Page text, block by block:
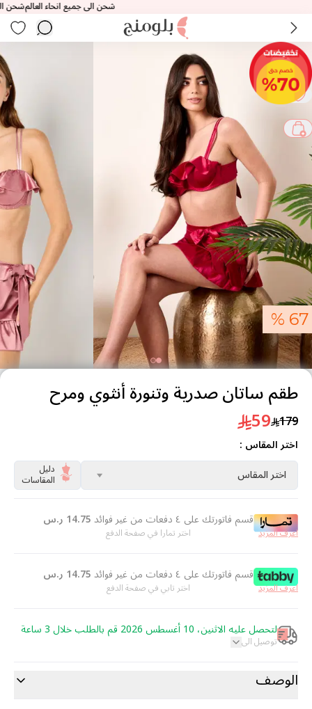
شحن الى جميع انحاء العالمشحن الى
67 %
طقم ساتان صدرية وتنورة أنثوي ومرح
179
59
اختر المقاس :
اختر المقاس
دليل
المقاسات
قسم فاتورتك على ٤ دفعات من غير فوائد 14.75 ر.س
اختر تمارا في صفحة الدفع اعرف المزيد
قسم فاتورتك على ٤ دفعات من غير فوائد 14.75 ر.س
اختر تابي في صفحة الدفع اعرف المزيد
لتحصل عليه الاثنين، 10 أغسطس 2026 قم بالطلب خلال 3 ساعة
توصيل الى
الوصف